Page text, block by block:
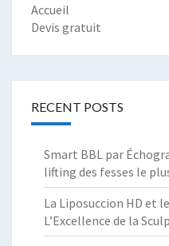
Accueil
Devis gratuit
RECENT POSTS
Smart BBL par
lifting des fesses le
La Liposuccion HD et
L’Excellence de la